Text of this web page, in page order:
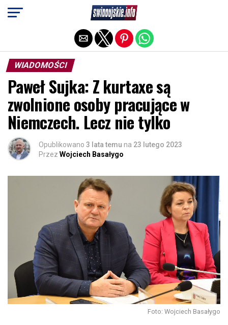
WIADOMOŚCI
Paweł Sujka: Z kurtaxe są
zwolnione osoby pracujące w
Niemczech. Lecz nie tylko
Opublikowano 3 lata temu na 23 lutego 2023
Przez Wojciech Basałygo
Foto: Wojciech Basałygo
Exit mobile version